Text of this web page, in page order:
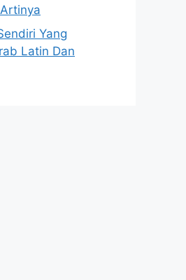
Yang
Latin Dan